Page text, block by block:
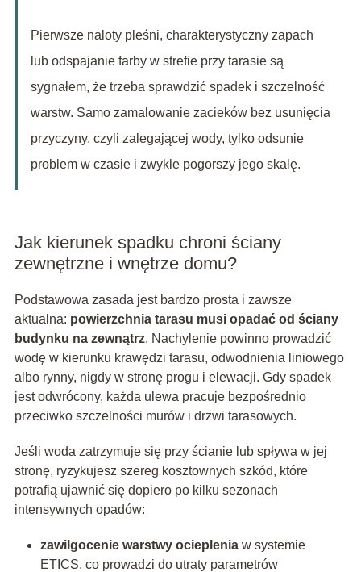
Pierwsze naloty pleśni, charakterystyczny zapach
lub odspajanie farby w strefie przy tarasie są
sygnałem, że trzeba sprawdzić spadek i szczelność
warstw. Samo zamalowanie zacieków bez usunięcia
przyczyny, czyli zalegającej wody, tylko odsunie
problem w czasie i zwykle pogorszy jego skalę.
Jak kierunek spadku chroni ściany
zewnętrzne i wnętrze domu?
Podstawowa zasada jest bardzo prosta i zawsze
aktualna: powierzchnia tarasu musi opadać od ściany
budynku na zewnątrz. Nachylenie powinno prowadzić
wodę w kierunku krawędzi tarasu, odwodnienia liniowego
albo rynny, nigdy w stronę progu i elewacji. Gdy spadek
jest odwrócony, każda ulewa pracuje bezpośrednio
przeciwko szczelności murów i drzwi tarasowych.
Jeśli woda zatrzymuje się przy ścianie lub spływa w jej
stronę, ryzykujesz szereg kosztownych szkód, które
potrafią ujawnić się dopiero po kilku sezonach
intensywnych opadów:
zawilgocenie warstwy ociepleniaw systemie
ETICS, co prowadzi do utraty parametrów